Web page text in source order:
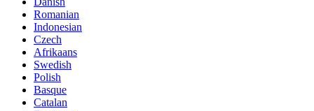
Romanian
Indonesian
Czech
Afrikaans
Swedish
Polish
Basque
Catalan